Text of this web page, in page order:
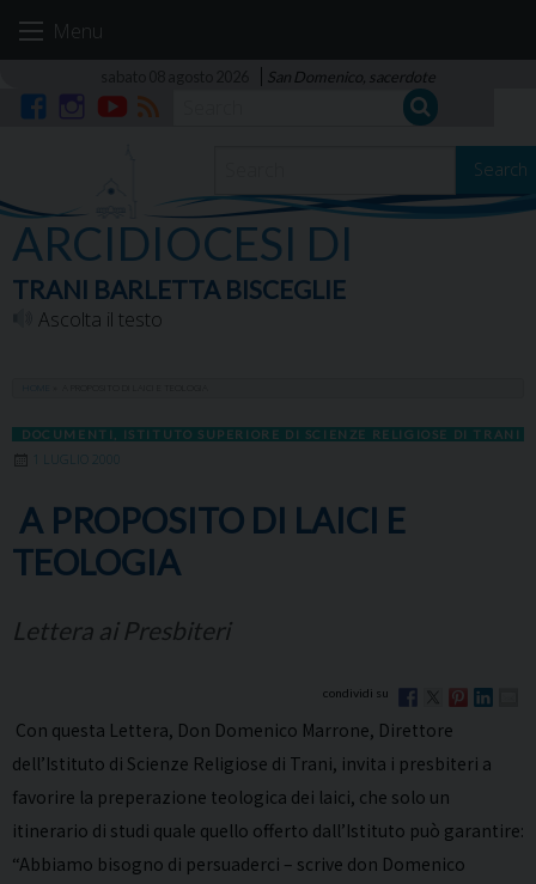
Menu
San Domenico, sacerdote
Search
ARCIDIOCESI DI
TRANI BARLETTA BISCEGLIE
Ascolta il testo
DOCUMENTI ISTITUTO SUPERIORE DI SCIENZE RELIGIOSE DI TRANI
1 LUGLIO 2000
A PROPOSITO DI LAICI E
TEOLOGIA
Lettera ai Presbiteri
Con questa Lettera, Don Domenico Marrone, Direttore
dell’Istituto di Scienze Religiose di Trani, invita i presbiteri a
favorire la preperazione teologica dei laici, che solo un
itinerario di studi quale quello offerto dall’Istituto può garantire:
“Abbiamo bisogno di persuaderci – scrive don Domenico